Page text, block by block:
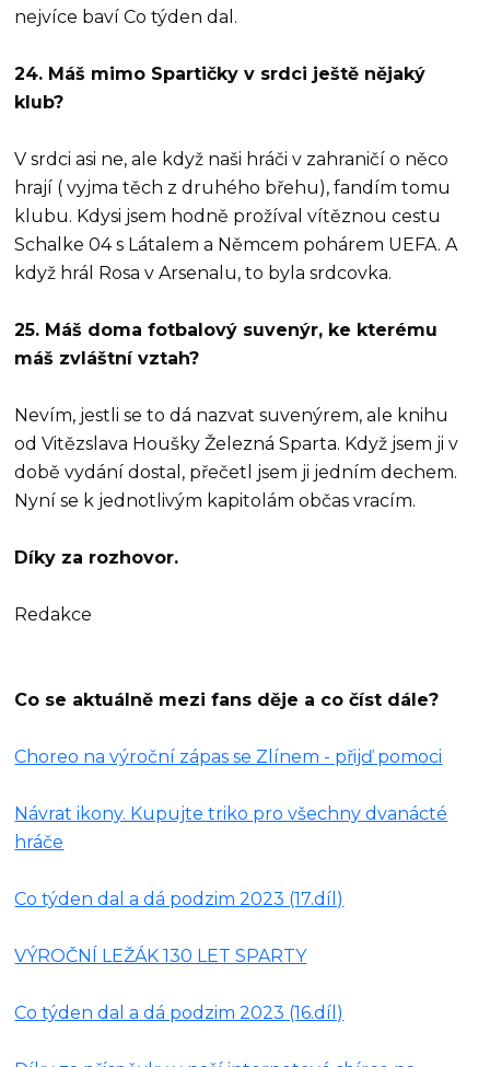
nejvíce baví Co týden dal.
24. Máš mimo Spartičky v srdci ještě nějaký
klub?
V srdci asi ne, ale když naši hráči v zahraničí o něco
hrají ( vyjma těch z druhého břehu), fandím tomu
klubu. Kdysi jsem hodně prožíval vítěznou cestu
Schalke 04 s Látalem a Němcem pohárem UEFA. A
když hrál Rosa v Arsenalu, to byla srdcovka.
25. Máš doma fotbalový suvenýr, ke kterému
máš zvláštní vztah?
Nevím, jestli se to dá nazvat suvenýrem, ale knihu
od Vitězslava Houšky Železná Sparta. Když jsem ji v
době vydání dostal, přečetl jsem ji jedním dechem.
Nyní se k jednotlivým kapitolám občas vracím.
Díky za rozhovor.
Redakce
Co se aktuálně mezi fans děje a co číst dále?
Choreo na výroční zápas se Zlínem - přijď pomoci
Návrat ikony. Kupujte triko pro všechny dvanácté
hráče
Co týden dal a dá podzim 2023 (17.díl)
VÝROČNÍ LEŽÁK 130 LET SPARTY
Co týden dal a dá podzim 2023 (16.díl)